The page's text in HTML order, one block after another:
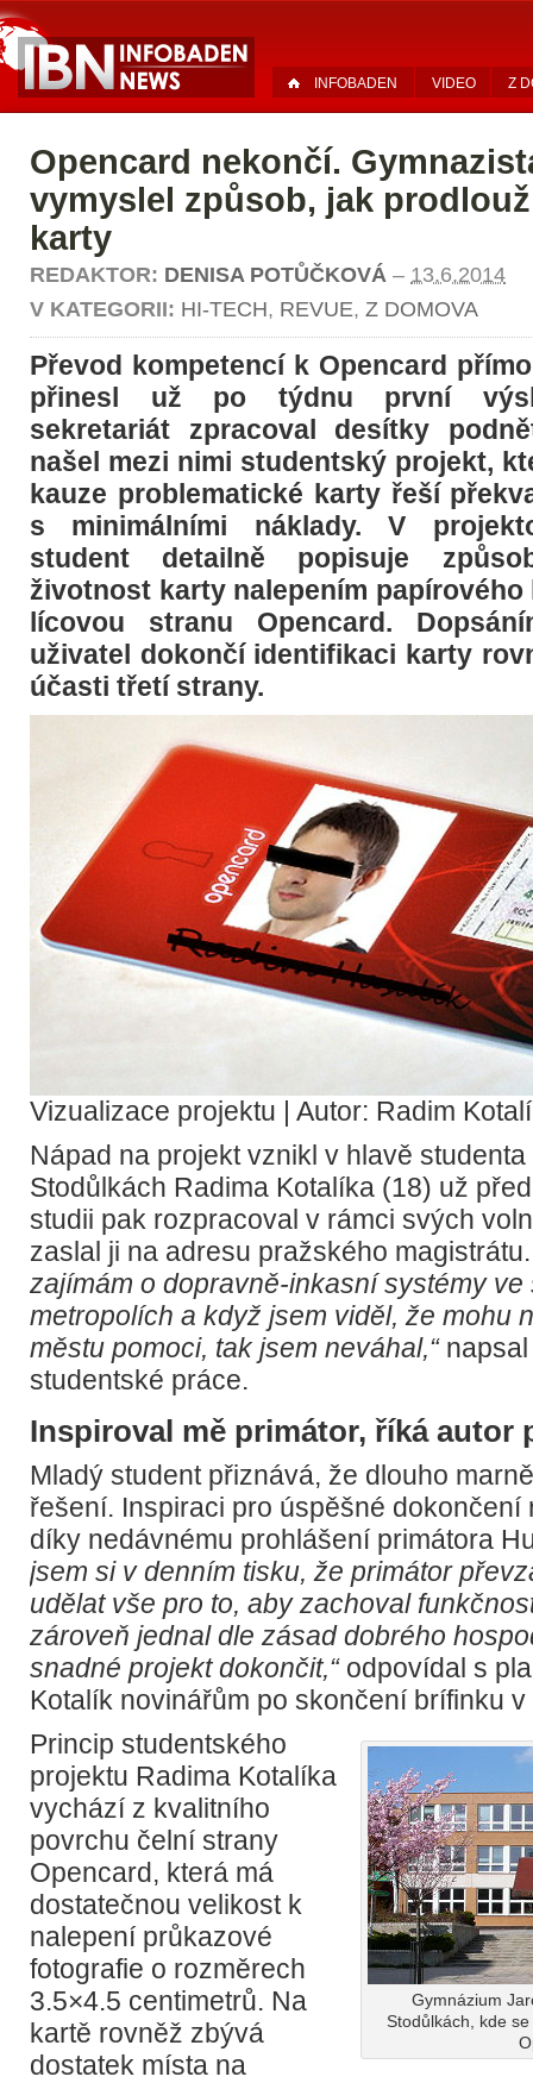
INFOBADEN VIDEO Z
Opencard nekončí.
vymyslel způsob, jak
karty
REDAKTOR: DENISA POTŮČKOVÁ – 13.6.2014
V KATEGORII: HI-TECH, REVUE, Z DOMOVA
Převod kompetencí k Opencard
přinesl už po týdnu první
sekretariát zpracoval desítky
našel mezi nimi studentský projekt,
kauze problematické karty řeší
s minimálními náklady. V
student detailně popisuje
životnost karty nalepením
lícovou stranu Opencard.
uživatel dokončí identifikaci karty
účasti třetí strany.
Vizualizace projektu | Autor: Radim
Nápad na projekt vznikl v hlavě
Stodůlkách Radima Kotalíka (18) už
studii pak rozpracoval v rámci svých
zaslal ji na adresu pražského
zajímám o dopravně-inkasní systémy ve
metropolích a když jsem viděl, že mohu
městu pomoci, tak jsem neváhal,“napsal
studentské práce.
Inspiroval mě primátor, říká autor
Mladý student přiznává, že dlouho
řešení. Inspiraci pro úspěšné dokončení
díky nedávnému prohlášení primátora
jsem si v denním tisku, že primátor
udělat vše pro to, aby zachoval
zároveň jednal dle zásad dobrého
snadné projekt dokončit,“odpovídal s
Kotalík novinářům po skončení brífinku
Gymnázium
Stodůlkách, kde
Princip studentského
projektu Radima Kotalíka
vychází z kvalitního
povrchu čelní strany
Opencard, která má
dostatečnou velikost k
nalepení průkazové
fotografie o rozměrech
3.5×4.5 centimetrů. Na
kartě rovněž zbývá
dostatek místa na